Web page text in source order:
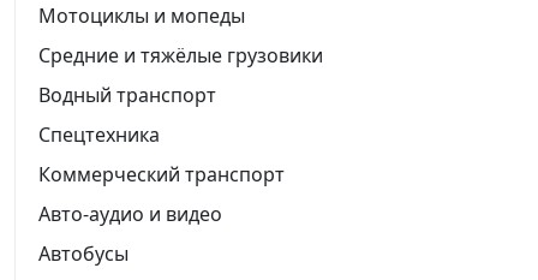
Мотоциклы и мопеды
Средние и тяжёлые грузовики
Водный транспорт
Спецтехника
Коммерческий транспорт
Авто-аудио и видео
Автобусы